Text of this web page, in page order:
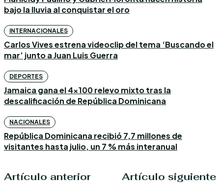
bajo la lluvia al conquistar el oro
INTERNACIONALES
Carlos Vives estrena videoclip del tema ‘Buscando el
mar’ junto a Juan Luis Guerra
DEPORTES
Jamaica gana el 4×100 relevo mixto tras la
descalificación de República Dominicana
NACIONALES
República Dominicana recibió 7,7 millones de
visitantes hasta julio, un 7 % más interanual
Artículo anterior Artículo siguiente